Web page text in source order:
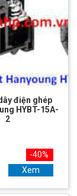
điện ghép
HYBT-15A-
2
-40%
Xem